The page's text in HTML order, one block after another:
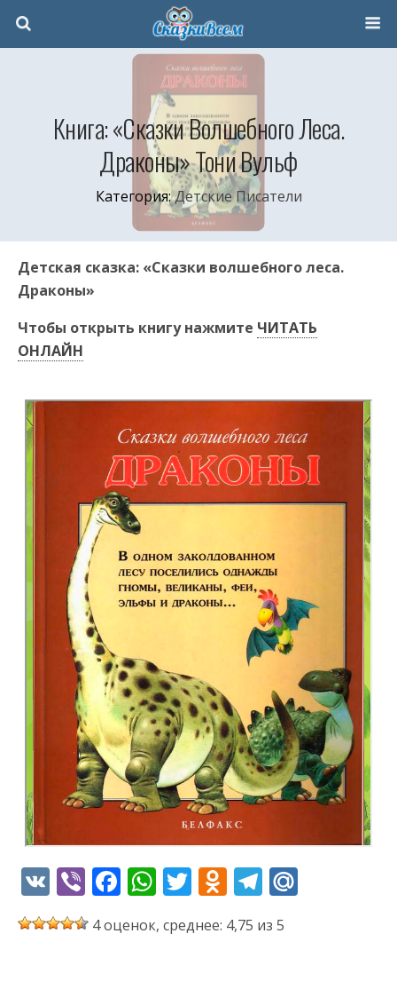
Книга: «Сказки Волшебного Леса.
Драконы» Тони Вульф
Категория:Детские Писатели
Детская сказка: «Сказки волшебного леса.
Драконы»
Чтобы открыть книгу нажмите ЧИТАТЬ
ОНЛАЙН
V
K
Vi
b
er
F
e
W
at
T
itt
O
d
n
T
el
e
4 оценок, среднее: 4,75 из 5